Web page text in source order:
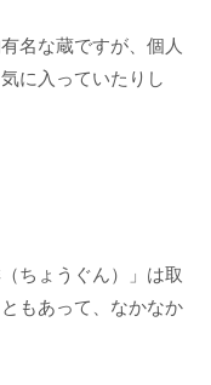
名な蔵ですが、個人
に入っていたりし
ちょうぐん）」は取
もあって、なかなか